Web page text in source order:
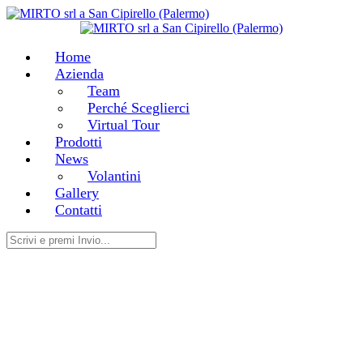
Home
Azienda
Team
Perché Sceglierci
Virtual Tour
Prodotti
News
Volantini
Gallery
Contatti